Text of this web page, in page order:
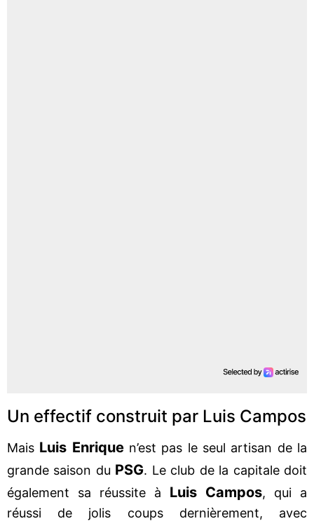
Un effectif construit par Luis Campos
Mais Luis Enriquen’est pas le seul artisan de la
grande saison du PSG. Le club de la capitale doit
également sa réussite à Luis Campos, qui a
réussi de jolis coups dernièrement, avec